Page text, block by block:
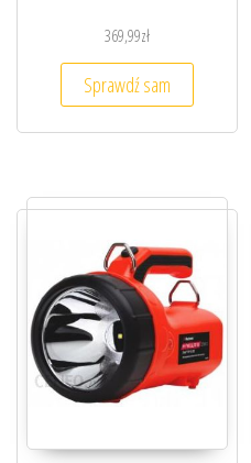
369,99zł
Sprawdź sam